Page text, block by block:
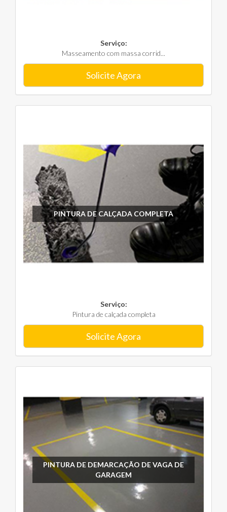
Serviço:
Masseamento com massa corrid...
Solicite Agora
PINTURA DE CALÇADA COMPLETA
Serviço:
Pintura de calçada completa
Solicite Agora
PINTURA DE DEMARCAÇÃO DE VAGA DE
GARAGEM